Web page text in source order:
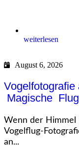
weiterlesen
August 6, 2026
Magische
Wenn der Himmel
Vogelflug-
an...